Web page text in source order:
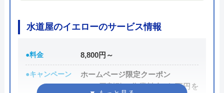
ちなみに、依頼せずとも見積もりにはお金はかから
ないので、相見積もりの際は必ず相談しておきたい
業者の一つです。
イースマイルの詳細ページはこちら
水道屋のイエローのサービス情報
●料金 8,800円～
●キャンペーン
ホームページ限定クーポン
1,000円割引（作業料金が1万円を